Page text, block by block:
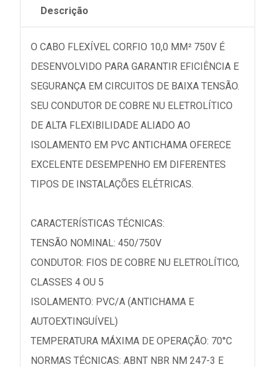
Descrição
O CABO FLEXÍVEL CORFIO 10,0 MM² 750V É
DESENVOLVIDO PARA GARANTIR EFICIÊNCIA E
SEGURANÇA EM CIRCUITOS DE BAIXA TENSÃO.
SEU CONDUTOR DE COBRE NU ELETROLÍTICO
DE ALTA FLEXIBILIDADE ALIADO AO
ISOLAMENTO EM PVC ANTICHAMA OFERECE
EXCELENTE DESEMPENHO EM DIFERENTES
TIPOS DE INSTALAÇÕES ELÉTRICAS.
CARACTERÍSTICAS TÉCNICAS:
TENSÃO NOMINAL: 450/750V
CONDUTOR: FIOS DE COBRE NU ELETROLÍTICO,
CLASSES 4 OU 5
ISOLAMENTO: PVC/A (ANTICHAMA E
AUTOEXTINGUÍVEL)
TEMPERATURA MÁXIMA DE OPERAÇÃO: 70°C
NORMAS TÉCNICAS: ABNT NBR NM 247-3 E